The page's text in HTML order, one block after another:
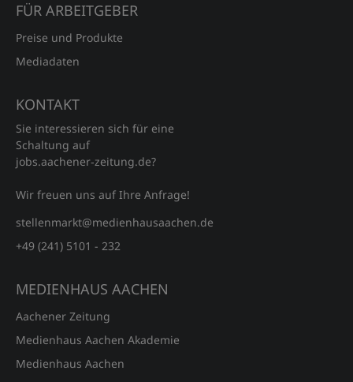
FÜR ARBEITGEBER
Preise und Produkte
Mediadaten
KONTAKT
Sie interessieren sich für eine
Schaltung auf
jobs.aachener‑zeitung.de?
Wir freuen uns auf Ihre Anfrage!
stellenmarkt@medienhausaachen.de
+49 (241) 5101 - 232
MEDIENHAUS AACHEN
Aachener Zeitung
Medienhaus Aachen Akademie
Medienhaus Aachen